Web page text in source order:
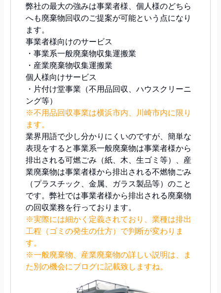
弊社の最大の強みは事業者様、個人様のどちら
へも廃棄物回収のご提案が可能という点になり
ます。
事業者様向けのサービス
・事業系一般廃棄物収集運搬業
・産業廃棄物収集運搬業
個人様向けサービス
・片付け堂事業（不用品回収、ハウスクリーニ
ング等）
※不用品回収事業は横浜市内、川崎市内に限り
ます。
業界用語で少し分かりにくいのですが、簡単な
表現をすると事業系一般廃棄物は事業者様から
排出される可燃ごみ（紙、木、生ゴミ等）、産
業廃棄物は事業者様から排出される不燃物ごみ
（プラスチック、金属、ガラス製品等）のこと
です。弊社では事業者様から排出される廃棄物
の回収業務を行っております。
※実際には細かく定義されており、業種は排出
工程（ゴミの発生の仕方）で判断が変わりま
す。
※一般廃棄物、産業廃棄物の詳しい説明は、ま
た別の機会にブログに記載致しますね。